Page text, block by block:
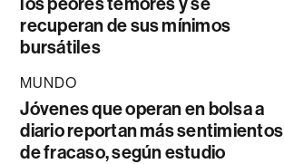
recuperan de sus mínimos
bursátiles
MUNDO
Jóvenes que operan en bolsa a
diario reportan más sentimientos
de fracaso, según estudio